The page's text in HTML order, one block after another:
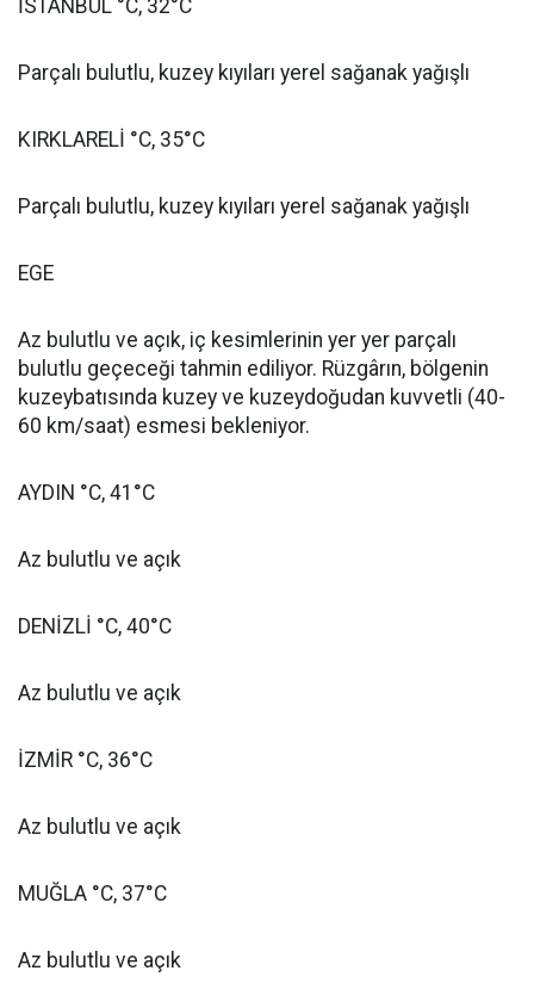
İSTANBUL °C, 32°C
Parçalı bulutlu, kuzey kıyıları yerel sağanak yağışlı
KIRKLARELİ °C, 35°C
Parçalı bulutlu, kuzey kıyıları yerel sağanak yağışlı
EGE
Az bulutlu ve açık, iç kesimlerinin yer yer parçalı
bulutlu geçeceği tahmin ediliyor. Rüzgârın, bölgenin
kuzeybatısında kuzey ve kuzeydoğudan kuvvetli (40-
60 km/saat) esmesi bekleniyor.
AYDIN °C, 41°C
Az bulutlu ve açık
DENİZLİ °C, 40°C
Az bulutlu ve açık
İZMİR °C, 36°C
Az bulutlu ve açık
MUĞLA °C, 37°C
Az bulutlu ve açık